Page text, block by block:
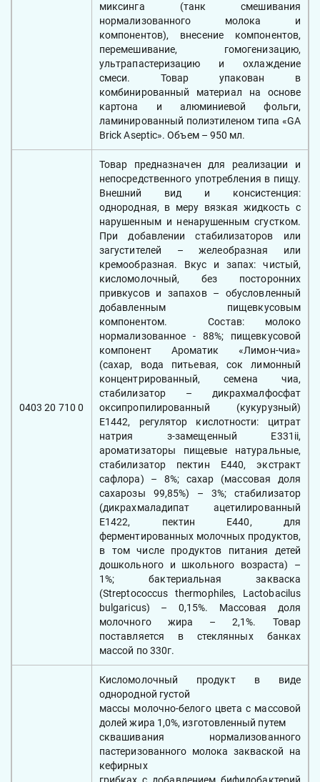
миксинга (танк смешивания
нормализованного молока и
компонентов), внесение компонентов,
перемешивание, гомогенизацию,
ультрапастеризацию и охлаждение
смеси. Товар упакован в
комбинированный материал на основе
картона и алюминиевой фольги,
ламинированный полиэтиленом типа «GA
Brick Aseptic». Объем – 950 мл.
0403 20 710 0
Товар предназначен для реализации и
непосредственного употребления в пищу.
Внешний вид и консистенция:
однородная, в меру вязкая жидкость с
нарушенным и ненарушенным сгустком.
При добавлении стабилизаторов или
загустителей – желеобразная или
кремообразная. Вкус и запах: чистый,
кисломолочный, без посторонних
привкусов и запахов – обусловленный
добавленным пищевкусовым
компонентом. Состав: молоко
нормализованное - 88%; пищевкусовой
компонент Ароматик «Лимон-чиа»
(сахар, вода питьевая, сок лимонный
концентрированный, семена чиа,
стабилизатор – дикрахмалфосфат
оксипропилированный (кукурузный)
Е1442, регулятор кислотности: цитрат
натрия з-замещенный Е331ii,
ароматизаторы пищевые натуральные,
стабилизатор пектин Е440, экстракт
сафлора) – 8%; сахар (массовая доля
сахарозы 99,85%) – 3%; стабилизатор
(дикрахмаладипат ацетилированный
Е1422, пектин Е440, для
ферментированных молочных продуктов,
в том числе продуктов питания детей
дошкольного и школьного возраста) –
1%; бактериальная закваска
(Streptococcus thermophiles, Lactobacilus
bulgaricus) – 0,15%. Массовая доля
молочного жира – 2,1%. Товар
поставляется в стеклянных банках
массой по 330г.
Кисломолочный продукт в виде
однородной густой
массы молочно-белого цвета с массовой
долей жира 1,0%, изготовленный путем
сквашивания нормализованного
пастеризованного молока закваской на
кефирных